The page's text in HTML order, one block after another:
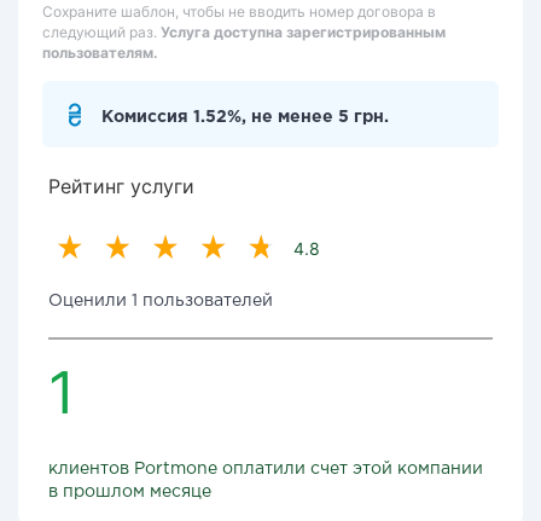
Сохраните шаблон, чтобы не вводить номер договора в
следующий раз. Услуга доступна зарегистрированным
пользователям.
Комиссия 1.52%, не менее 5 грн.
Рейтинг услуги
4.8
Оценили 1 пользователей
1
клиентов Portmone оплатили счет этой компании
в прошлом месяце